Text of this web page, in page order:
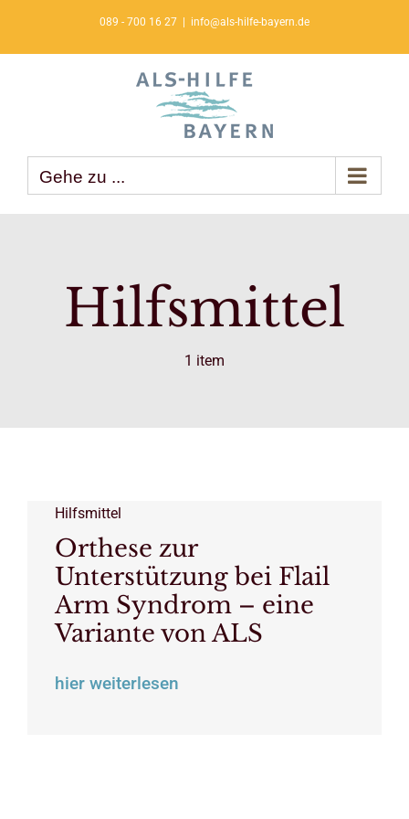
089 - 700 16 27 info@als-hilfe-bayern.de
Gehe zu ...
Hilfsmittel
1 item
Hilfsmittel
Orthese zur
Unterstützung bei Flail
Arm Syndrom – eine
Variante von ALS
hier weiterlesen